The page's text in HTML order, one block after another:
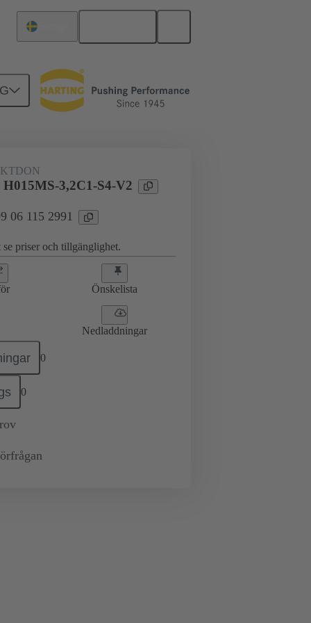
till dotterkort 09 06 115 2991
3,2C1-S4-V2
06 115 2991
priser och tillgänglighet.
Önskelista
Nedladdningar
0
0